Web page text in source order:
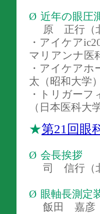
Ø 近年の眼圧
原 正行（
・アイケア
マリアンナ医
・アイケアホ
太（昭和大学
・トリガーフ
（日本医科大
★第21 回眼
Ø 会長挨拶
司 信行（
Ø 眼軸長測定
飯田 嘉彦